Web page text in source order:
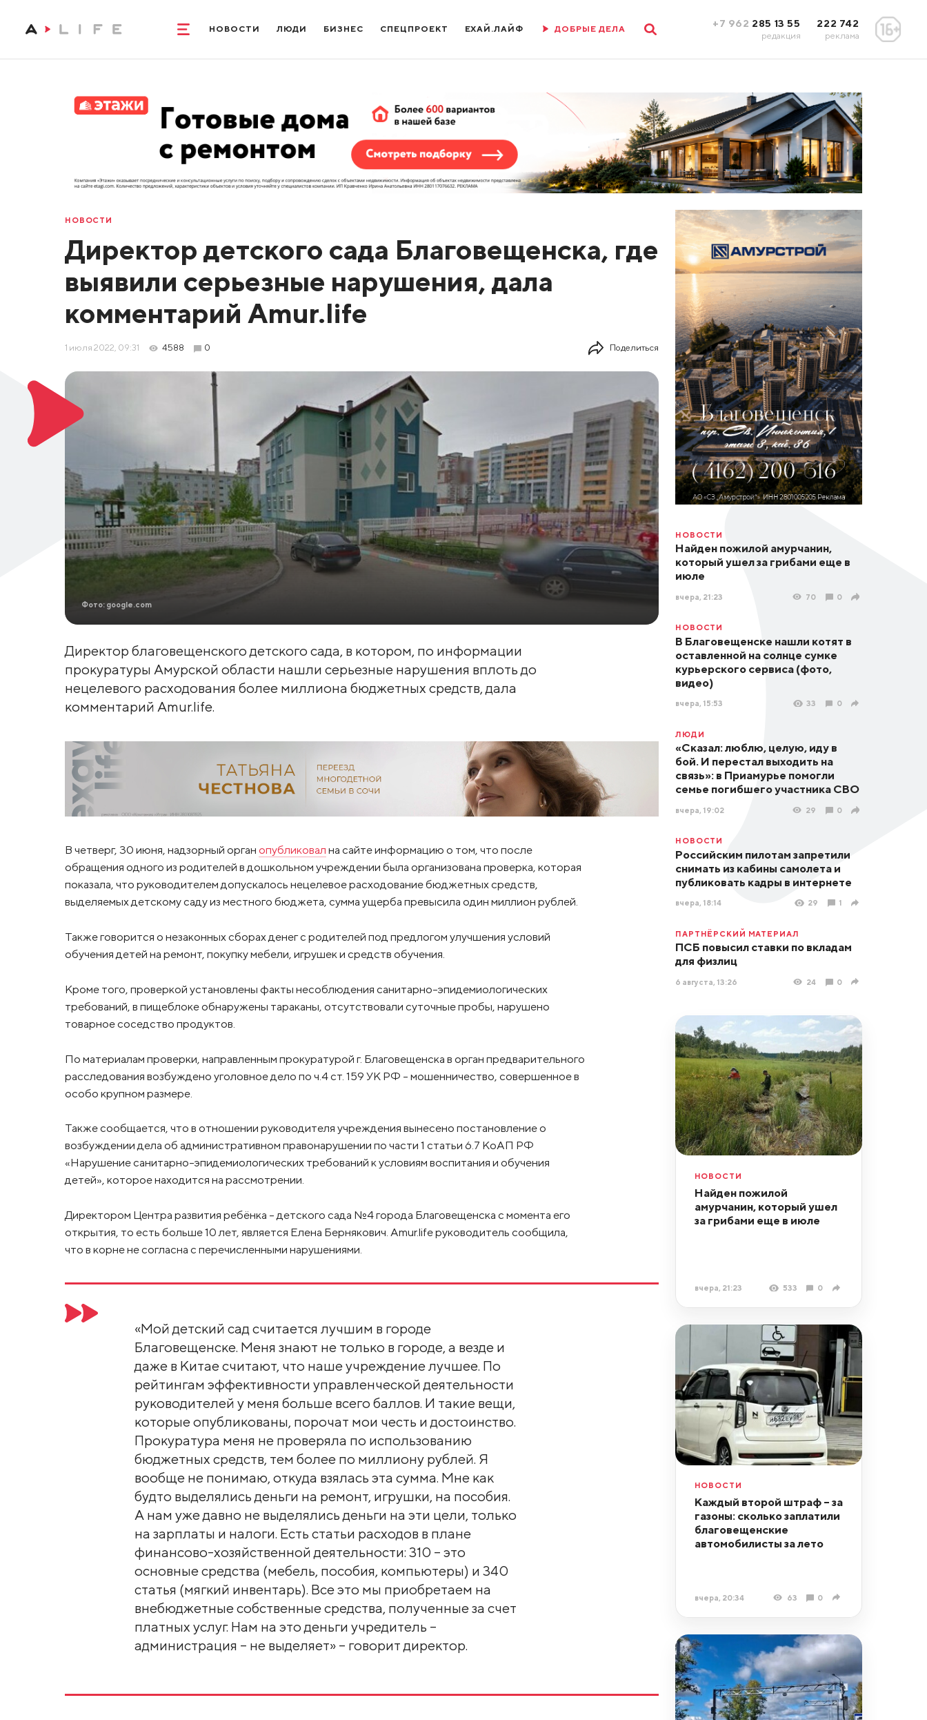
НОВОСТИ ЛЮДИ БИЗНЕС СПЕЦПРОЕКТ ЕХАЙ.ЛАЙФ ДОБРЫЕ ДЕЛА +7 962 285 13 55
редакция
222 742
реклама
НОВОСТИ
Директор детского сада Благовещенска, где
выявили серьезные нарушения, дала
комментарий Amur.life
1 июля 2022, 09:31 4588 0 Поделиться
Фото: google.com
Директор благовещенского детского сада, в котором, по информации
прокуратуры Амурской области нашли серьезные нарушения вплоть до
нецелевого расходования более миллиона бюджетных средств, дала
комментарий Amur.life.
В четверг, 30 июня, надзорный орган опубликовал на сайте информацию о том, что после
обращения одного из родителей в дошкольном учреждении была организована проверка, которая
показала, что руководителем допускалось нецелевое расходование бюджетных средств,
выделяемых детскому саду из местного бюджета, сумма ущерба превысила один миллион рублей.
Также говорится о незаконных сборах денег с родителей под предлогом улучшения условий
обучения детей на ремонт, покупку мебели, игрушек и средств обучения.
Кроме того, проверкой установлены факты несоблюдения санитарно-эпидемиологических
требований, в пищеблоке обнаружены тараканы, отсутствовали суточные пробы, нарушено
товарное соседство продуктов.
По материалам проверки, направленным прокуратурой г. Благовещенска в орган предварительного
расследования возбуждено уголовное дело по ч.4 ст. 159 УК РФ – мошенничество, совершенное в
особо крупном размере.
Также сообщается, что в отношении руководителя учреждения вынесено постановление о
возбуждении дела об административном правонарушении по части 1 статьи 6.7 КоАП РФ
«Нарушение санитарно-эпидемиологических требований к условиям воспитания и обучения
детей», которое находится на рассмотрении.
Директором Центра развития ребёнка – детского сада №4 города Благовещенска с момента его
открытия, то есть больше 10 лет, является Елена Бернякович. Amur.life руководитель сообщила,
что в корне не согласна с перечисленными нарушениями.
«Мой детский сад считается лучшим в городе
Благовещенске. Меня знают не только в городе, а везде и
даже в Китае считают, что наше учреждение лучшее. По
рейтингам эффективности управленческой деятельности
руководителей у меня больше всего баллов. И такие вещи,
которые опубликованы, порочат мои честь и достоинство.
Прокуратура меня не проверяла по использованию
бюджетных средств, тем более по миллиону рублей. Я
вообще не понимаю, откуда взялась эта сумма. Мне как
будто выделялись деньги на ремонт, игрушки, на пособия.
А нам уже давно не выделялись деньги на эти цели, только
на зарплаты и налоги. Есть статьи расходов в плане
финансово-хозяйственной деятельности: 310 – это
основные средства (мебель, пособия, компьютеры) и 340
статья (мягкий инвентарь). Все это мы приобретаем на
внебюджетные собственные средства, полученные за счет
платных услуг. Нам на это деньги учредитель –
администрация – не выделяет» – говорит директор.
НОВОСТИ
Найден пожилой амурчанин,
который ушел за грибами еще в
июле
вчера, 21:23 70 0
НОВОСТИ
В Благовещенске нашли котят в
оставленной на солнце сумке
курьерского сервиса (фото,
видео)
вчера, 15:53 33 0
ЛЮДИ
«Сказал: люблю, целую, иду в
бой. И перестал выходить на
связь»: в Приамурье помогли
семье погибшего участника СВО
вчера, 19:02 29 0
НОВОСТИ
Российским пилотам запретили
снимать из кабины самолета и
публиковать кадры в интернете
вчера, 18:14 29 1
ПАРТНЁРСКИЙ МАТЕРИАЛ
ПСБ повысил ставки по вкладам
для физлиц
6 августа, 13:26 24 0
НОВОСТИ
Найден пожилой
амурчанин, который ушел
за грибами еще в июле
вчера, 21:23 533 0
НОВОСТИ
Каждый второй штраф – за
газоны: сколько заплатили
благовещенские
автомобилисты за лето
вчера, 20:34 63 0